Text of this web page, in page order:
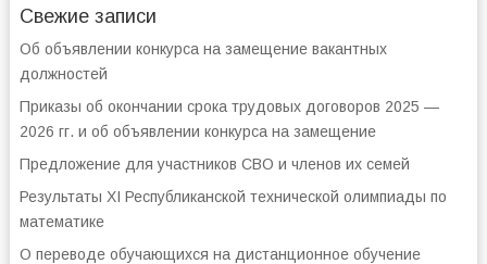
Свежие записи
Об объявлении конкурса на замещение вакантных
должностей
Приказы об окончании срока трудовых договоров 2025 —
2026 гг. и об объявлении конкурса на замещение
Предложение для участников СВО и членов их семей
Результаты XI Республиканской технической олимпиады по
математике
О переводе обучающихся на дистанционное обучение